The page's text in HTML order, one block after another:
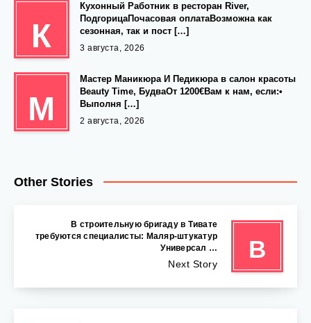
К
Кухонный Работник в ресторан River,
ПодгорицаПочасовая оплатаВозможна как
сезонная, так и пост […]
3 августа, 2026
М
Мастер Маникюра И Педикюра в салон красоты
Beauty Time, БудваОт 1200€Вам к нам, если:•
Выполня […]
2 августа, 2026
Other Stories
В
В строительную бригаду в Тивате
требуются специалисты: Маляр-штукатур
Универсал …
Next Story